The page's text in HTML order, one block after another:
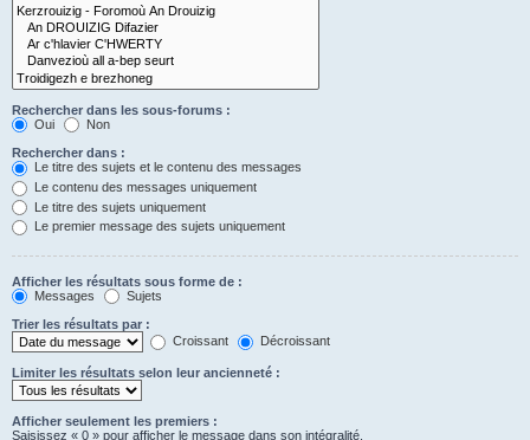
Rechercher dans les sous-forums :
Oui
Non
Rechercher dans :
Le titre des sujets et le contenu des messages
Le contenu des messages uniquement
Le titre des sujets uniquement
Le premier message des sujets uniquement
Afficher les résultats sous forme de :
Messages
Sujets
Trier les résultats par :
Croissant
Décroissant
Limiter les résultats selon leur ancienneté :
Afficher seulement les premiers :
Saisissez « 0 » pour afficher le message dans son intégralité.